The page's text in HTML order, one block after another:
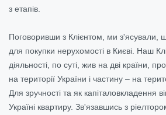
з етапів.
Поговоривши з Клієнтом, ми з'ясували,
для покупки нерухомості в Києві. Наш
діяльності, по суті, жив на дві країни,
на території України і частину – на
Для зручності та як капіталовкладення
Україні квартиру. Зв'язавшись з